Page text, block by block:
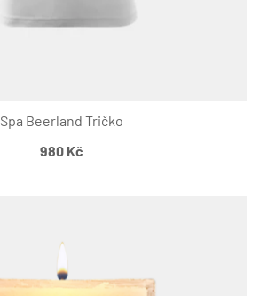
Spa Beerland Tričko
980 Kč